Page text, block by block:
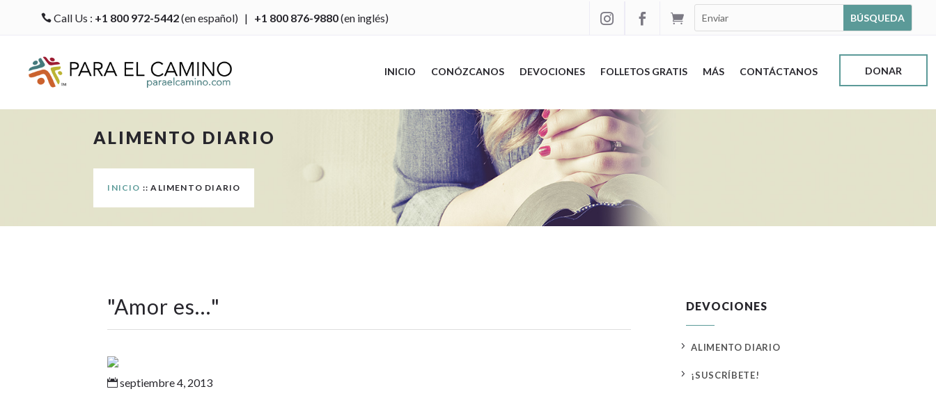
Call Us : +1 800 972-5442(en español) | +1 800 876-9880(en inglés) 


INICIO CONÓZCANOS DEVOCIONES FOLLETOS GRATIS MÁS CONTÁCTANOS DONAR
ALIMENTO DIARIO
INICIO :: ALIMENTO DIARIO
"Amor es…"
 septiembre 4, 2013
DEVOCIONES
5 ALIMENTO DIARIO
5 ¡SUSCRÍBETE!